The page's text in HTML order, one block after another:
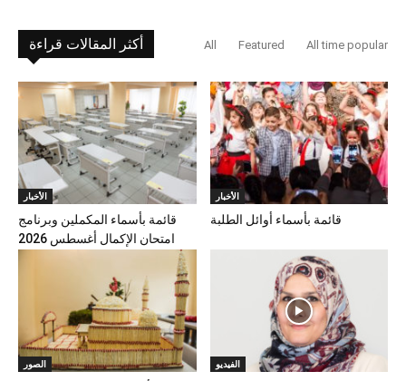
أكثر المقالات قراءة All Featured All time popular
الأخبار
قائمة بأسماء المكملين وبرنامج
امتحان الإكمال أغسطس 2026
الأخبار
قائمة بأسماء أوائل الطلبة
الصور الفيديو